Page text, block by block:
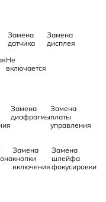
Замена
датчика
Замена
дисплея
Не
включается
Замена
диафрагмы
Замена
платы
управления
Замена
кнопки
включения
Замена
шлейфа
фокусировки